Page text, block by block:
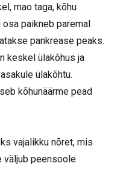
mao taga, kõhu
paikneb paremal
pankrease peaks.
keskel ülakõhus ja
ülakõhtu.
kõhunäärme pead
vajalikku nõret, mis
väljub peensoole